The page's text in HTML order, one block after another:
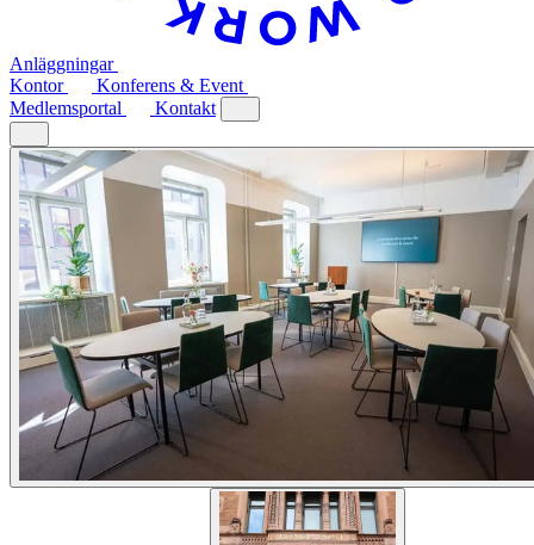
Anläggningar
Kontor
Konferens & Event
Medlemsportal
Kontakt